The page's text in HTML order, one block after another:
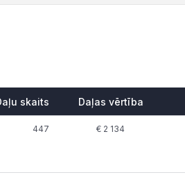
skaits Daļas vērtība
447 € 2 134